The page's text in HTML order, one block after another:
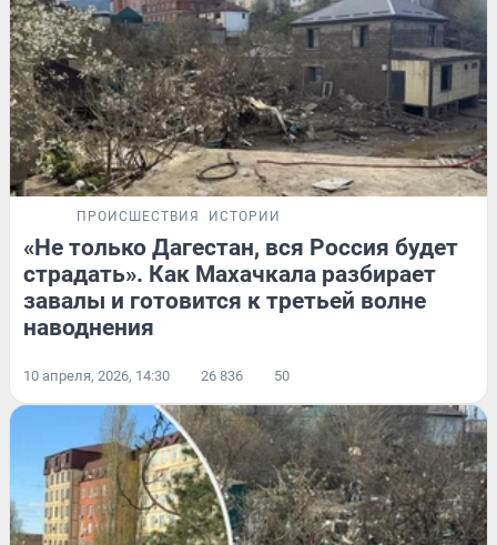
ПРОИСШЕСТВИЯ ИСТОРИИ
«Не только Дагестан, вся Россия будет
страдать». Как Махачкала разбирает
завалы и готовится к третьей волне
наводнения
10 апреля, 2026, 14:30 26 836 50